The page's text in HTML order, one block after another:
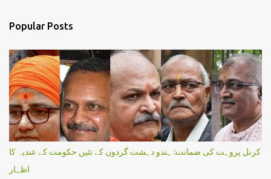
s
Popular Posts
کرنل پروہت کی ضمانت: ہندو دہشت گردوں کے تئیں حکومت کے عندیہ کا
اظہار